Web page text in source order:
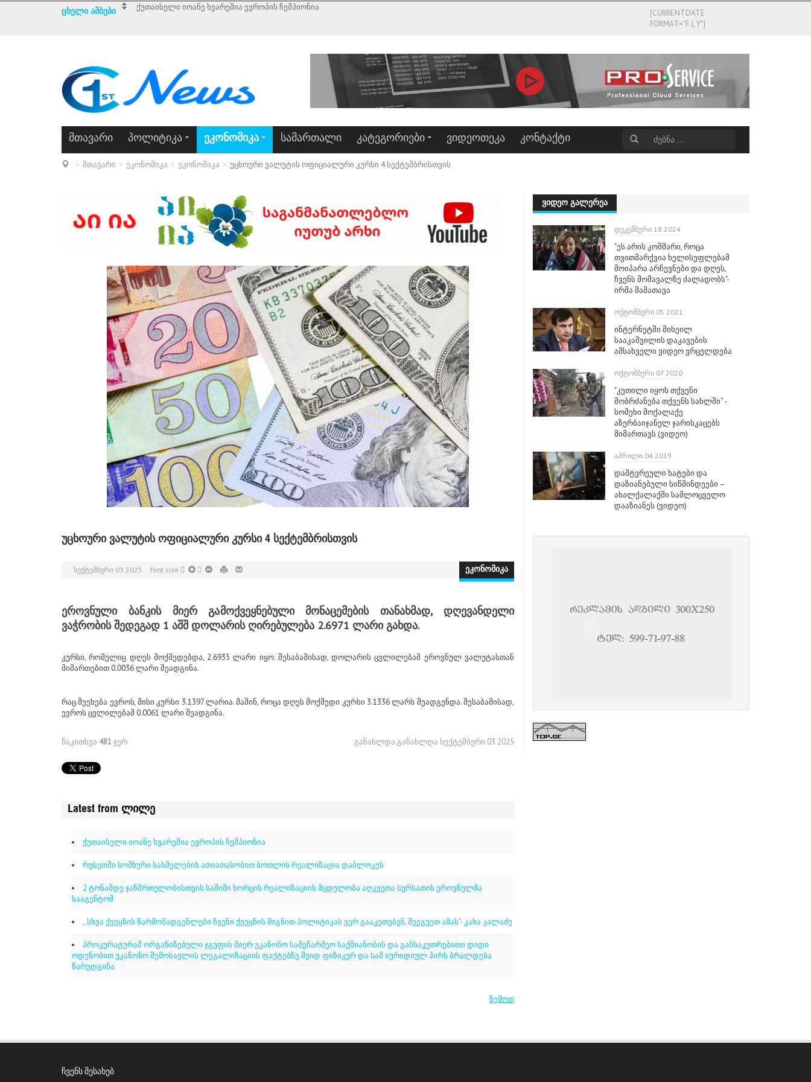
ᲪᲮᲔᲚᲘ ᲐᲛᲑᲔᲑᲘ ქუთაისელი იოანე ხვარეშია ევროპის ჩემპიონია
[CURRENTDATE
FORMAT="F J, Y"]
ᲛᲗᲐᲕᲐᲠᲘ ᲞᲝᲚᲘᲢᲘᲙᲐ ᲔᲙᲝᲜᲝᲛᲘᲙᲐ ᲡᲐᲛᲐᲠᲗᲐᲚᲘ ᲙᲐᲢᲔᲒᲝᲠᲘᲔᲑᲘ ᲕᲘᲓᲔᲝᲗᲔᲙᲐ ᲙᲝᲜᲢᲐᲥᲢᲘ
მთავარი ეკონომიკა ეკონომიკა უცხოური ვალუტის ოფიციალური კურსი 4 სექტემბრისთვის
ᲣᲪᲮᲝᲣᲠᲘ ᲕᲐᲚᲣᲢᲘᲡ ᲝᲤᲘᲪᲘᲐᲚᲣᲠᲘ ᲙᲣᲠᲡᲘ 4 ᲡᲔᲥᲢᲔᲛᲑᲠᲘᲡᲗᲕᲘᲡ
ეკონომიკა
ᲡᲔᲥᲢᲔᲛᲑᲔᲠᲘ 03 2025 font size
ეროვნული ბანკის მიერ გამოქვეყნებული მონაცემების თანახმად, დღევანდელი
ვაჭრობის შედეგად 1 აშშ დოლარის ღირებულება 2.6971 ლარი გახდა.
კურსი, რომელიც დღეს მოქმედებდა, 2.6935 ლარი იყო. შესაბამისად, დოლარის ცვლილებამ ეროვნულ ვალუტასთან
მიმართებით 0.0036 ლარი შეადგინა.
რაც შეეხება ევროს, მისი კურსი 3.1397 ლარია. მაშინ, როცა დღეს მოქმედი კურსი 3.1336 ლარს შეადგენდა. შესაბამისად,
ევროს ცვლილებამ 0.0061 ლარი შეადგინა.
წაკითხვა 481ჯერ განახლდა განახლდა სექტემბერი 03 2025
Latest from ლილე
ქუთაისელი იოანე ხვარეშია ევროპის ჩემპიონია
რუსეთში სომხური სასმელების ათიათასობით ბოთლის რეალიზაცია დაბლოკეს
2 ტონამდე ჯანმრთელობისთვის საშიში ხორცის რეალიზაციის მცდელობა აღკვეთა სურსათის ეროვნულმა
სააგენტომ
,,სხვა ქვეყნის წარმომადგენლები ჩვენი ქვეყნის შიგნით პოლიტიკას ვერ გააკეთებენ, შეეგუეთ ამას"- კახა კალაძე
პროკურატურამ ორგანიზებული ჯგუფის მიერ უკანონო სამეწარმეო საქმიანობის და განსაკუთრებითი დიდი
ოდენობით უკანონო შემოსავლის ლეგალიზაციის ფაქტებზე შვიდ ფიზიკურ და სამ იურიდიულ პირს ბრალდება
წარუდგინა
ზემოთ
ᲕᲘᲓᲔᲝ ᲒᲐᲚᲔᲠᲔᲐ
ᲓᲔᲙᲔᲛᲑᲔᲠᲘ 18 2024
"ეს არის კოშმარი, როცა
თვითმარქვია ხელისუფლებამ
მოიპარა არჩევნები და დღეს,
ჩვენს მომავალზე ძალადობს"-
ირმა შამათავა
ᲝᲥᲢᲝᲛᲑᲔᲠᲘ 05 2021
ინტერნეტში მიხეილ
სააკაშვილის დაკავების
ამსახველი ვიდეო ვრცელდება
ᲝᲥᲢᲝᲛᲑᲔᲠᲘ 07 2020
"კეთილი იყოს თქვენი
მობრძანება თქვენს სახლში“ -
სომეხი მოქალაქე
აზერბაიჯანელ ჯარისკაცებს
მიმართავს (ვიდეო)
ᲐᲞᲠᲘᲚᲘ 04 2019
დამტვრეული ხატები და
დაზიანებული სიწმინდეები –
ახალქალაქში სამლოცველო
დააზიანეს (ვიდეო)
ᲩᲕᲔᲜᲡ ᲨᲔᲡᲐᲮᲔᲑ